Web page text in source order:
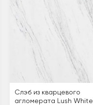
Слэб из кварцевого
агломерата Lush White